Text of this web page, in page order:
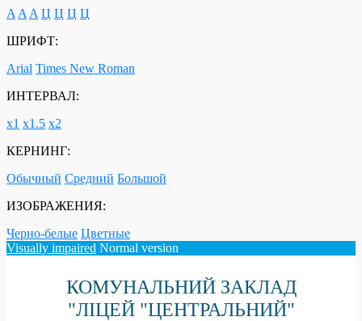
A A A Ц Ц Ц Ц
ШРИФТ:
Arial Times New Roman
ИНТЕРВАЛ:
х1 х1.5 х2
КЕРНИНГ:
Обычный Средний Большой
ИЗОБРАЖЕНИЯ:
Черно-белые Цветные
Visually impaired Normal version
КОМУНАЛЬНИЙ ЗАКЛАД
"ЛІЦЕЙ "ЦЕНТРАЛЬНИЙ"